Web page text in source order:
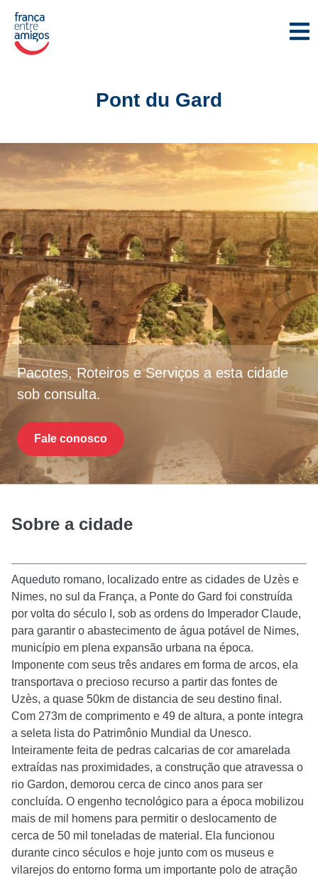
Pont du Gard
Pacotes, Roteiros e Serviços a esta cidade
sob consulta.
Fale conosco
Sobre a cidade
Aqueduto romano, localizado entre as cidades de Uzès e
Nimes, no sul da França, a Ponte do Gard foi construída
por volta do século I, sob as ordens do Imperador Claude,
para garantir o abastecimento de água potável de Nimes,
município em plena expansão urbana na época.
Imponente com seus três andares em forma de arcos, ela
transportava o precioso recurso a partir das fontes de
Uzès, a quase 50km de distancia de seu destino final.
Com 273m de comprimento e 49 de altura, a ponte integra
a seleta lista do Patrimônio Mundial da Unesco.
Inteiramente feita de pedras calcarias de cor amarelada
extraídas nas proximidades, a construção que atravessa o
rio Gardon, demorou cerca de cinco anos para ser
concluída. O engenho tecnológico para a época mobilizou
mais de mil homens para permitir o deslocamento de
cerca de 50 mil toneladas de material. Ela funcionou
durante cinco séculos e hoje junto com os museus e
vilarejos do entorno forma um importante polo de atração